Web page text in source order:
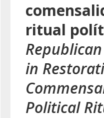
ritual
in
Political